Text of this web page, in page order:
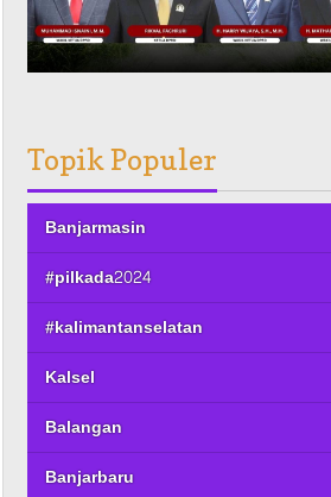
Topik Populer
Banjarmasin
#pilkada2024
#kalimantanselatan
Kalsel
Balangan
Banjarbaru